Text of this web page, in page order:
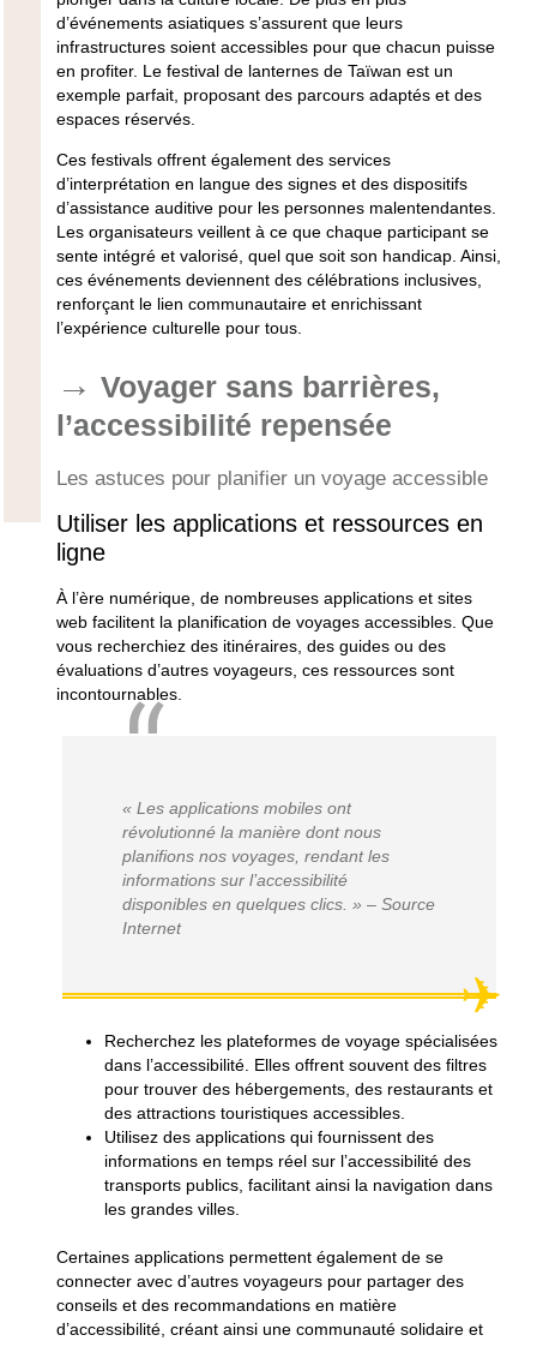
d’événements asiatiques s’assurent que leurs
infrastructures soient accessibles pour que chacun puisse
en profiter. Le festival de lanternes de Taïwan est un
exemple parfait, proposant des parcours adaptés et des
espaces réservés.
Ces festivals offrent également des services
d’interprétation en langue des signes et des dispositifs
d’assistance auditive pour les personnes malentendantes.
Les organisateurs veillent à ce que chaque participant se
sente intégré et valorisé, quel que soit son handicap. Ainsi,
ces événements deviennent des célébrations inclusives,
renforçant le lien communautaire et enrichissant
l’expérience culturelle pour tous.
Voyager sans barrières,
l’accessibilité repensée
Les astuces pour planifier un voyage accessible
Utiliser les applications et ressources en
ligne
À l’ère numérique, de nombreuses applications et sites
web facilitent la planification de voyages accessibles. Que
vous recherchiez des itinéraires, des guides ou des
évaluations d’autres voyageurs, ces ressources sont
incontournables.
« Les applications mobiles ont
révolutionné la manière dont nous
planifions nos voyages, rendant les
informations sur l’accessibilité
disponibles en quelques clics. » – Source
Internet
Recherchez les plateformes de voyage spécialisées
dans l’accessibilité. Elles offrent souvent des filtres
pour trouver des hébergements, des restaurants et
des attractions touristiques accessibles.
Utilisez des applications qui fournissent des
informations en temps réel sur l’accessibilité des
transports publics, facilitant ainsi la navigation dans
les grandes villes.
Certaines applications permettent également de se
connecter avec d’autres voyageurs pour partager des
conseils et des recommandations en matière
d’accessibilité, créant ainsi une communauté solidaire et